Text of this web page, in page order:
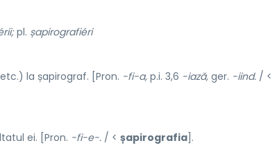
pl. șapirografiéri
la șapirograf. [Pron. -fi-a, p.i. 3,6 -iază, ger. -iind. / <
ei. [Pron. -fi-e-. / < șapirografia].